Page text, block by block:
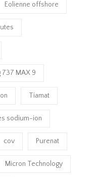
Eolienne offshore
737 MAX 9
Tiamat
sodium-ion
cov Purenat
Micron Technology